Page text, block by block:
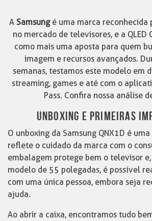
A Samsungé uma marca reconhecida
no mercado de televisores, e a QLED
como mais uma aposta para quem
imagem e recursos avançados.
semanas, testamos este modelo em
streaming, games e até com o
Pass. Confira nossa análise
UNBOXING E PRIMEIRAS
O unboxing da Samsung QNX1D é
reflete o cuidado da marca com o
embalagem protege bem o televisor
modelo de 55 polegadas, é possível
com uma única pessoa, embora seja
ajuda.
Ao abrir a caixa, encontramos tudo